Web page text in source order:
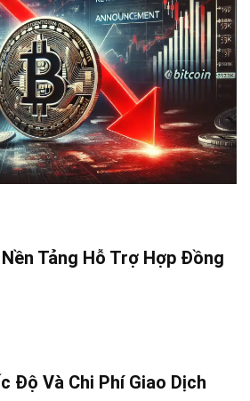
Tảng Hỗ Trợ Hợp Đồng
Độ Và Chi Phí Giao Dịch